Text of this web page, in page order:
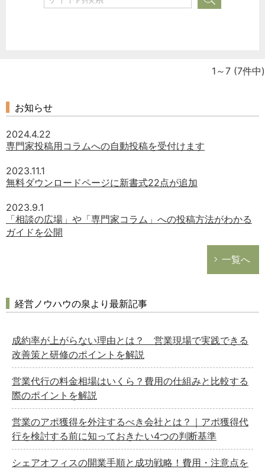
1～7 (7件中)
お知らせ
2024.4.22
専門家投稿用コラムへの自動投稿を受付けます
2023.11.1
無料ダウンロードページに新書式22点が追加
2023.9.1
「相談の広場」や「専門家コラム」への投稿方法がわかる
ガイドを公開
一覧へ
経営ノウハウの泉より最新記事
成約率が上がらない理由とは？ 営業現場で実践できる
改善策と研修のポイントを解説
営業代行の料金相場はいくら？費用の仕組みと比較する
際のポイントを解説
営業のアポ獲得を外注するべき会社とは？｜アポ獲得代
行を検討する前に知っておきたい4つの判断基準
シェアオフィスの開業手順と成功戦略！費用・注意点を